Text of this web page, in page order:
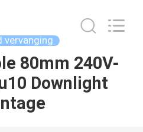
vervanging
80mm 240V-
Downlight